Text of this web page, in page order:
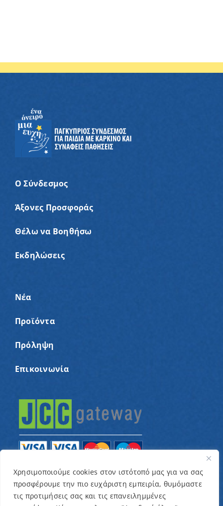
Χρησιμοποιούμε cookies στον ιστότοπό μας για να σας
προσφέρουμε την πιο ευχάριστη εμπειρία, θυμόμαστε
τις προτιμήσεις σας και τις επανειλημμένες
Ο Σύνδεσμος
Άξονες Προσφοράς
Θέλω να Βοηθήσω
Εκδηλώσεις
Νέα
Προϊόντα
Πρόληψη
Επικοινωνία
© Copyright 2022 – Παγκύπριος Σύνδεσμος για
παιδιά με καρκίνο και συναφείς παθήσεις «Ένα